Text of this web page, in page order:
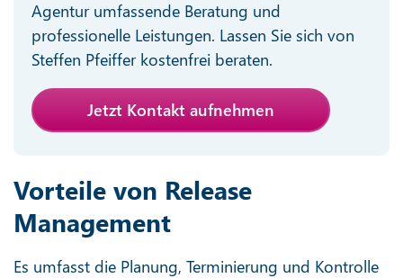
Agentur umfassende Beratung und
professionelle Leistungen. Lassen Sie sich von
Steffen Pfeiffer kostenfrei beraten.
Jetzt Kontakt aufnehmen
Vorteile von Release
Management
Es umfasst die Planung, Terminierung und Kontrolle